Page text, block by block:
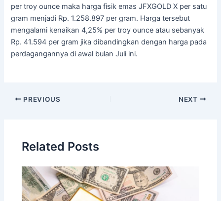
per troy ounce maka harga fisik emas JFXGOLD X per satu
gram menjadi Rp. 1.258.897 per gram. Harga tersebut
mengalami kenaikan 4,25% per troy ounce atau sebanyak
Rp. 41.594 per gram jika dibandingkan dengan harga pada
perdagangannya di awal bulan Juli ini.
PREVIOUS NEXT
Related Posts